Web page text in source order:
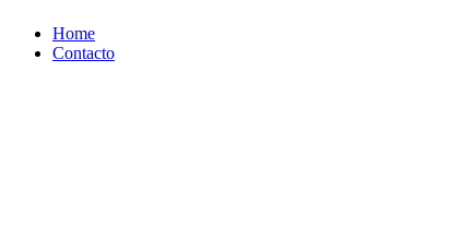
Home
Contacto